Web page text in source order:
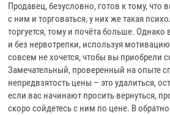
Продавец, безусловно, готов к тому, что
с ним и торговаться, у них же такая
торгуется, тому и почёта больше.
и без нервотрепки, используя
совсем не хочется, чтобы вы приобрели
Замечательный, проверенный на опыте
непредвзятость цены – это удалиться,
если вас начинают просить вернуться,
скоро сойдетесь с ним по цене. В